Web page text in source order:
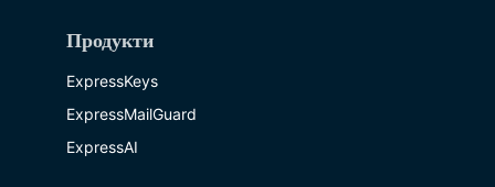
Продукти
ExpressKeys
ExpressMailGuard
ExpressAI